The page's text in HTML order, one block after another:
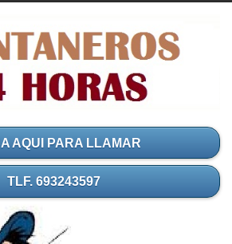
AQUI PARA LLAMAR
TLF. 693243597